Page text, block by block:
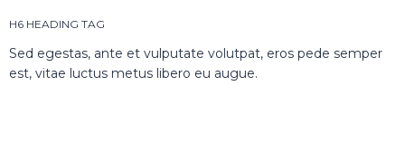
H6 HEADING TAG
Sed egestas, ante et vulputate volutpat, eros pede semper
est, vitae luctus metus libero eu augue.